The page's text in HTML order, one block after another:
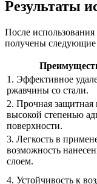
Результаты
После
получены следующие
1. Эффективное
ржавчины со стали.
2. Прочная защитная
высокой степенью
поверхности.
3. Легкость в
возможность
слоем.
4. Устойчивость к